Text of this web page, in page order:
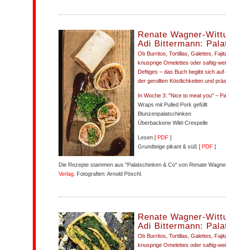
Renate Wagner-
Adi Bittermann:
Ob Burritos, Tortillas, Galettes,
knusprige Omelettes oder saftig-
Deftiges – das Buch begibt sich
der gerollten Köstlichkeiten und
In Woche 3: "Nice to meat you" –
Wraps mit Pulled Pork gefüllt
Blunzenpalatschinken
Überbackene Wild-Crespelle
Lesen [ PDF ]
Grundteige pikant & süß [ PDF ]
Die Rezepte stammen aus "Palatschinken & Co" von Renate
Verlag . Fotografien: Arnold Pöschl.
Renate Wagner-
Adi Bittermann:
Ob Burritos, Tortillas, Galettes,
knusprige Omelettes oder saftig-